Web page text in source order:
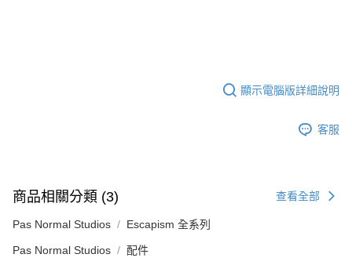
每筆NT$130，滿NT$10,000(含以上)免運費
顯示電腦版詳細說明
客服
商品相關分類 (3) 查看全部
Pas Normal Studios Escapism 全系列
Pas Normal Studios 配件